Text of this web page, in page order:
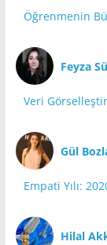
Öğrenmenin
Feyza
Veri
Gül
Empati Yılı:
Hilal